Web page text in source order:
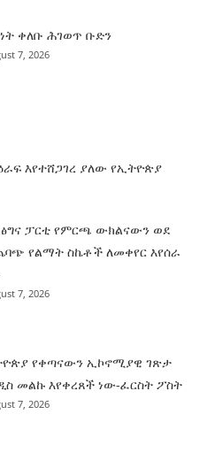
ቀለቡ ሕገወጥ ቡድን
7, 2026
እየተሸጋገረ ያለው የኢትዮጵያ
ፓርቲ የምርጫ ውክልናውን ወደ
የልማት ስኬቶች ለመቀየር እየሰራ
7, 2026
የቀጣናውን ኢኮኖሚያዊ ገጽታ
መልኩ እየቀረጸች ነው-ፈርስት ፖስት
7, 2026